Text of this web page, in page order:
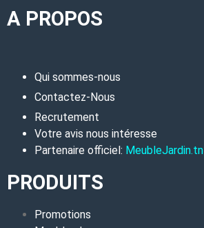
A PROPOS
Qui sommes-nous
Contactez-Nous
Recrutement
Votre avis nous intéresse
Partenaire officiel: MeubleJardin.tn
PRODUITS
Promotions